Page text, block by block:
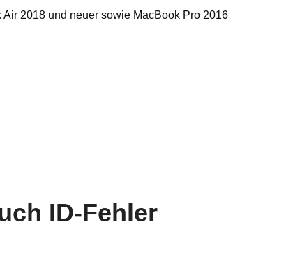
2018 und neuer sowie MacBook Pro 2016
ID-Fehler